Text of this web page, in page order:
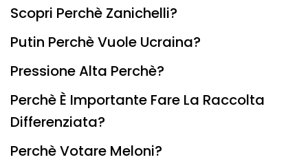
Scopri Perchè Zanichelli?
Putin Perchè Vuole Ucraina?
Pressione Alta Perchè?
Perchè È Importante Fare La Raccolta
Differenziata?
Perchè Votare Meloni?